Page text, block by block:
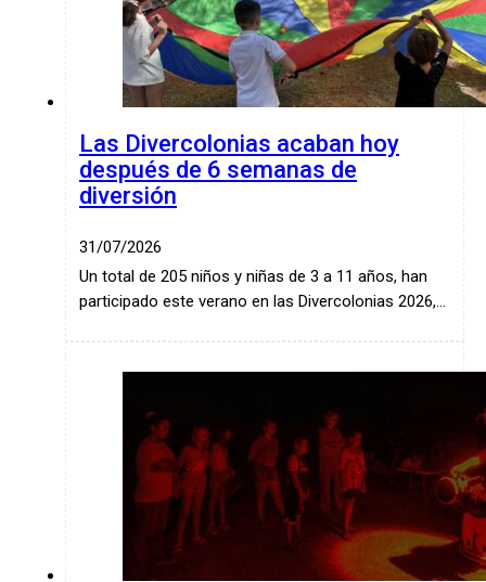
Las Divercolonias acaban hoy
después de 6 semanas de
diversión
31/07/2026
Un total de 205 niños y niñas de 3 a 11 años, han
participado este verano en las Divercolonias 2026,…